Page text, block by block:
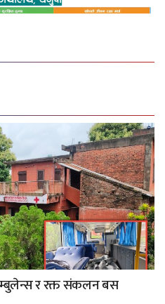
र रक्त संकलन बस